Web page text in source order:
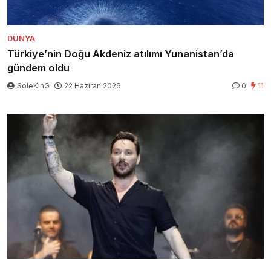
DÜNYA
Türkiye’nin Doğu Akdeniz atılımı Yunanistan’da
gündem oldu
SoleKinG 22 Haziran 2026 0 11